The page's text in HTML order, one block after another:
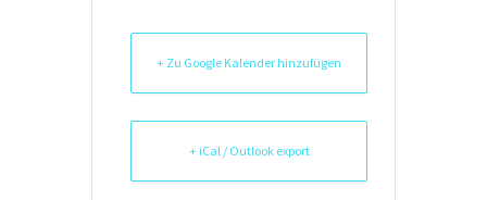
+ Zu Google Kalender hinzufügen
+ iCal / Outlook export